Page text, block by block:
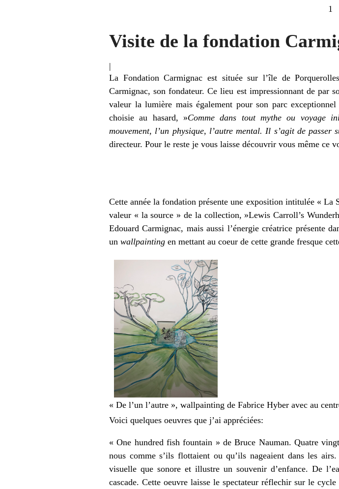
1
Visite de la fondation
|
La Fondation Carmignac est située sur l’île de
Carmignac, son fondateur. Ce lieu est impressionnant de par
valeur la lumière mais également pour son parc
choisie au hasard, »Comme dans tout mythe ou voyage
mouvement, l’un physique, l’autre mental. Il s’agit de passer
directeur. Pour le reste je vous laisse découvrir vous même ce
Cette année la fondation présente une exposition intitulée « La
valeur « la source » de la collection, »Lewis Carroll’s
Edouard Carmignac, mais aussi l’énergie créatrice présente
un wallpainting en mettant au coeur de cette grande fresque
« De l’un l’autre », wallpainting de Fabrice Hyber avec au
Voici quelques oeuvres que j’ai appréciées:
« One hundred fish fountain » de Bruce Nauman. Quatre
nous comme s’ils flottaient ou qu’ils nageaient dans les
visuelle que sonore et illustre un souvenir d’enfance. De
cascade. Cette oeuvre laisse le spectateur réflechir sur le